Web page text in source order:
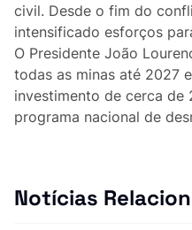
Curiosidades
Entrevistas
Última Hora
Gastronomia
civil. Desde o fim do
intensificado esforços
O Presidente João
todas as minas até 2027
investimento de cerca de
programa nacional de
Notícias